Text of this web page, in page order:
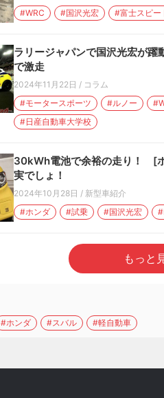
#WRC
#国沢光宏 #富士スピー
ラリージャパンで国沢光宏が
で激走
2024年11月22日 / コラム
#モータースポーツ
#ルノー
#日産自動車大学校
30kWh電池で余裕の走り！ [
実でしょ！
2024年10月28日 / 新型車紹介
#ホンダ
#試乗 #国沢光宏
もっと
#ホンダ #スバル #軽自動車